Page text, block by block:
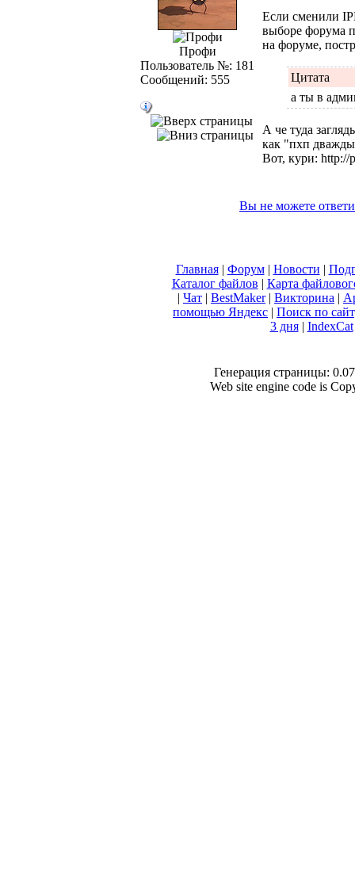
Профи
Пользователь №: 181
Сообщений: 555
Если сменили
выборе форума
на форуме,
Цитата
а ты в
А че туда
как "пхп дважды
Вот, кури: http://
Вы не можете
Главная| Форум| Новости |
Каталог файлов | Карта
| Чат | BestMaker| Викторина |
помощью Яндекс | Поиск по
3 дня| IndexCat
Генерация страницы:
Web site engine code is